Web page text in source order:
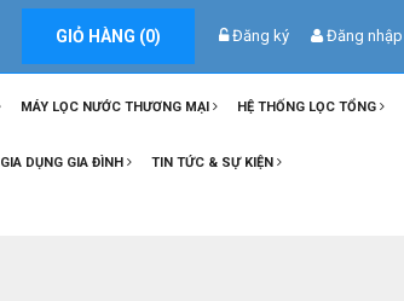
Đăng ký Đăng nhập
GIỎ HÀNG (0)
MÁY LỌC NƯỚC THƯƠNG MẠI HỆ THỐNG LỌC TỔNG
GIA DỤNG GIA ĐÌNH TIN TỨC & SỰ KIỆN